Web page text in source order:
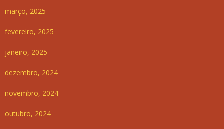
março, 2025
fevereiro, 2025
janeiro, 2025
dezembro, 2024
novembro, 2024
outubro, 2024